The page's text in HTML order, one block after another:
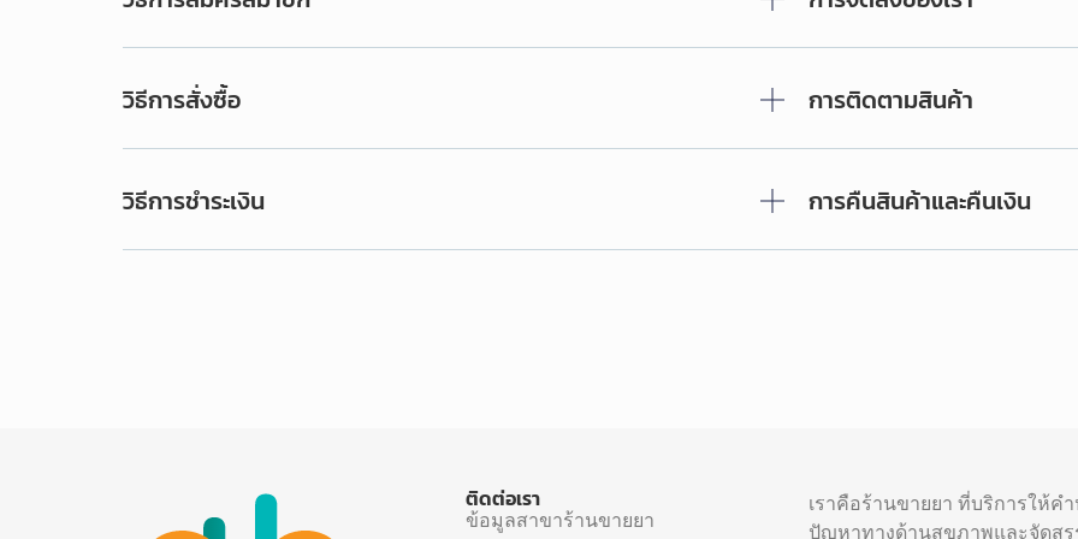
วิธีการสั่งซื้อ
วิธีการชำระเงิน
การติดตามสินค้า
การคืนสินค้าและคืนเงิน
ติดต่อเรา
ข้อมูลสาขาร้านขายยา
เราคือร้านขายยา ที่บริการให้ค
ปัญหาทางด้านสุขภาพและจัดสร